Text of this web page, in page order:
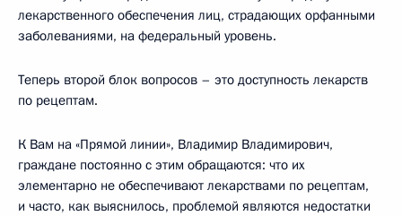
лекарственного обеспечения лиц, страдающих орфанными
заболеваниями, на федеральный уровень.
Теперь второй блок вопросов – это доступность лекарств
по рецептам.
К Вам на «Прямой линии», Владимир Владимирович,
граждане постоянно с этим обращаются: что их
элементарно не обеспечивают лекарствами по рецептам,
и часто, как выяснилось, проблемой являются недостатки